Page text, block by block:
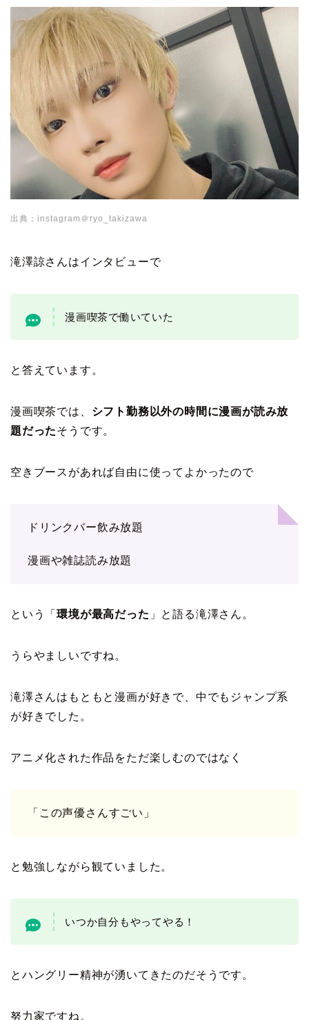
出典：instagram＠ryo_takizawa
滝澤諒さんはインタビューで
漫画喫茶で働いていた
と答えています。
漫画喫茶では、 シフト勤務以外の時間に漫画が読み放
題だったそうです。
空きブースがあれば自由に使ってよかったので
ドリンクバー飲み放題
漫画や雑誌読み放題
という「環境が最高だった 」と語る滝澤さん。
うらやましいですね。
滝澤さんはもともと漫画が好きで、中でもジャンプ系
が好きでした。
アニメ化された作品をただ楽しむのではなく
「この声優さんすごい」
と勉強しながら観ていました。
いつか自分もやってやる！
とハングリー精神が湧いてきたのだそうです。
努力家ですね。